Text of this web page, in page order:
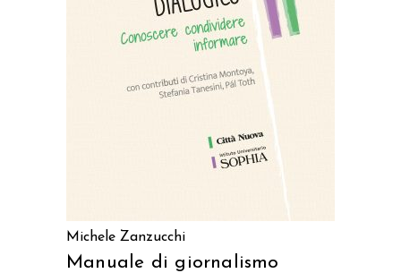
AGGIUNGI AL CARRELLO
Michele Zanzucchi
Manuale di giornalismo